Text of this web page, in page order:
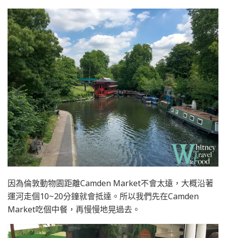
因為倫敦動物園距離Camden Market不會太遠，大概沿著
運河走個10~20分鐘就會抵達。所以我們先在Camden
Market吃個中餐，再慢慢地晃過去。